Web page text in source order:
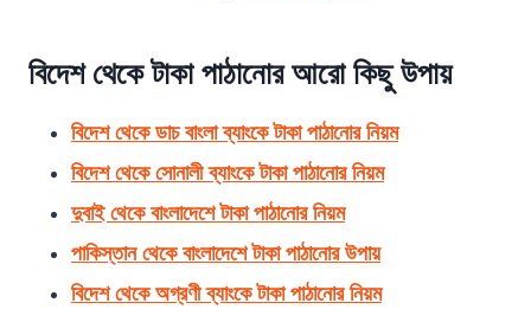
বিদেশ থেকে টাকা পাঠানোর আরো কিছু উপায়
বিদেশ থেকে ডাচ বাংলা ব্যাংকে টাকা পাঠানোর নিয়ম
বিদেশ থেকে সোনালী ব্যাংকে টাকা পাঠানোর নিয়ম
দুবাই থেকে বাংলাদেশে টাকা পাঠানোর নিয়ম
পাকিস্তান থেকে বাংলাদেশে টাকা পাঠানোর উপায়
বিদেশ থেকে অগ্রণী ব্যাংকে টাকা পাঠানোর নিয়ম